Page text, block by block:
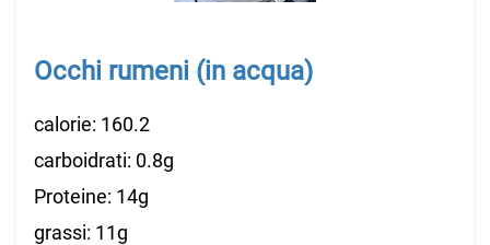
Occhi rumeni (in acqua)
calorie: 160.2
carboidrati: 0.8g
Proteine: 14g
grassi: 11g